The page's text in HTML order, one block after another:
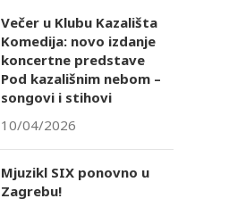
Večer u Klubu Kazališta
Komedija: novo izdanje
koncertne predstave
Pod kazališnim nebom –
songovi i stihovi
10/04/2026
Mjuzikl SIX ponovno u
Zagrebu!